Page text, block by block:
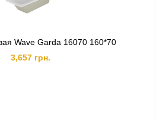
Wave Garda 16070 160*70
3,657 грн.